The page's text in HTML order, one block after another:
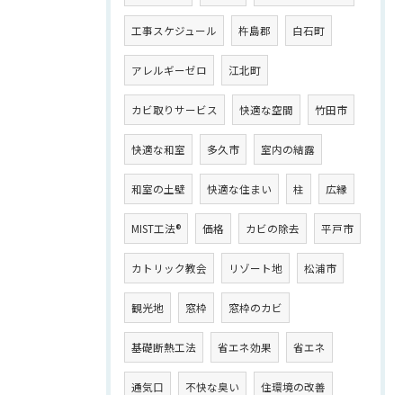
工事スケジュール 杵島郡 白石町
アレルギーゼロ 江北町
カビ取りサービス 快適な空間 竹田市
快適な和室 多久市 室内の結露
和室の土壁 快適な住まい 柱 広縁
MIST工法® 価格 カビの除去 平戸市
カトリック教会 リゾート地 松浦市
観光地 窓枠 窓枠のカビ
基礎断熱工法 省エネ効果 省エネ
通気口 不快な臭い 住環境の改善